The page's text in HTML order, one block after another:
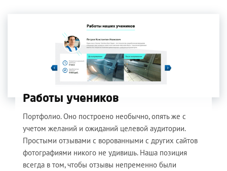
Работы учеников
Портфолио. Оно построено необычно, опять же с
учетом желаний и ожиданий целевой аудитории.
Простыми отзывами с ворованными с других сайтов
фотографиями никого не удивишь. Наша позиция
всегда в том, чтобы отзывы непременно были